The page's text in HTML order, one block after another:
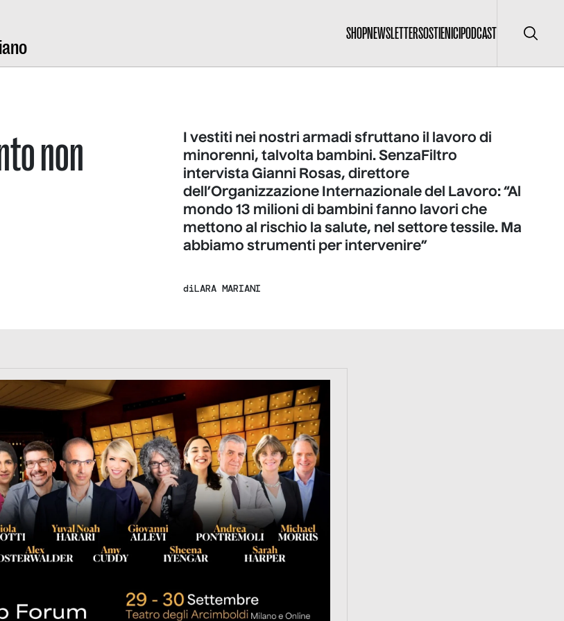
SHOPNEWSLETTERSOSTIENICIPODCAST Cerca
non
I vestiti nei nostri armadi sfruttano il lavoro di
minorenni, talvolta bambini. SenzaFiltro
intervista Gianni Rosas, direttore
dell’Organizzazione Internazionale del Lavoro: “Al
mondo 13 milioni di bambini fanno lavori che
mettono al rischio la salute, nel settore tessile. Ma
abbiamo strumenti per intervenire”
diLARA MARIANI